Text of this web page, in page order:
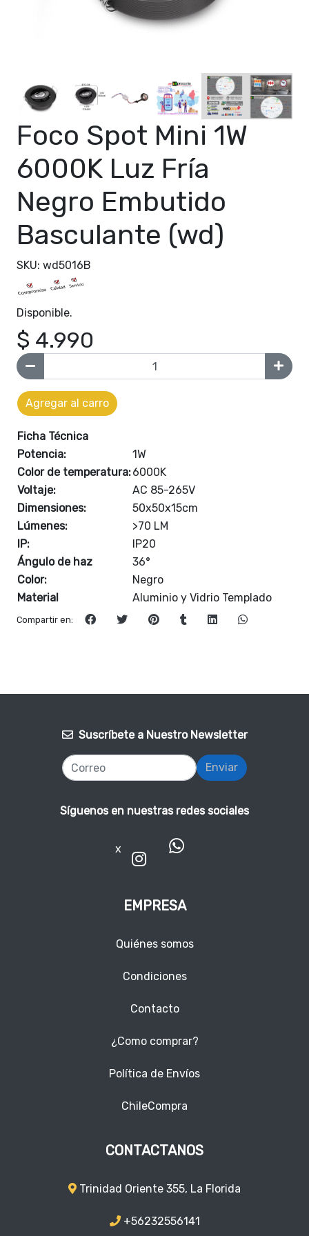
Foco Spot Mini 1W
6000K Luz Fría
Negro Embutido
Basculante (wd)
SKU: wd5016B
Disponible.
$ 4.990
Agregar al carro
Ficha Técnica
Potencia:
1W
Color de temperatura:6000K
Voltaje:
AC 85-265V
Dimensiones:
50x50x15cm
Lúmenes:
>70 LM
IP:
IP20
Ángulo de haz
36°
Color:
Negro
Material
Aluminio y Vidrio Templado
Compartir en:
Suscríbete a Nuestro Newsletter
Enviar
Síguenos en nuestras redes sociales
x
EMPRESA
Quiénes somos
Condiciones
Contacto
¿Como comprar?
Política de Envíos
ChileCompra
CONTACTANOS
Trinidad Oriente 355, La Florida
+56232556141